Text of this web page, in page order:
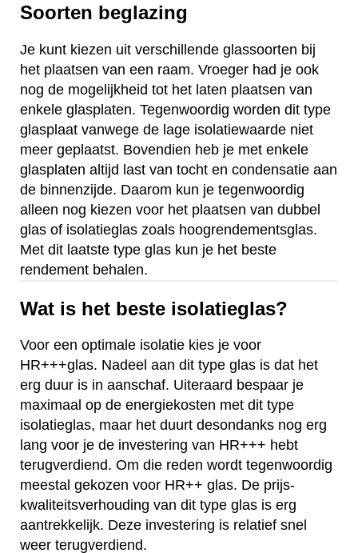
Soorten beglazing
Je kunt kiezen uit verschillende glassoorten bij
het plaatsen van een raam. Vroeger had je ook
nog de mogelijkheid tot het laten plaatsen van
enkele glasplaten. Tegenwoordig worden dit type
glasplaat vanwege de lage isolatiewaarde niet
meer geplaatst. Bovendien heb je met enkele
glasplaten altijd last van tocht en condensatie aan
de binnenzijde. Daarom kun je tegenwoordig
alleen nog kiezen voor het plaatsen van dubbel
glas of isolatieglas zoals hoogrendementsglas.
Met dit laatste type glas kun je het beste
rendement behalen.
Wat is het beste isolatieglas?
Voor een optimale isolatie kies je voor
HR+++glas. Nadeel aan dit type glas is dat het
erg duur is in aanschaf. Uiteraard bespaar je
maximaal op de energiekosten met dit type
isolatieglas, maar het duurt desondanks nog erg
lang voor je de investering van HR+++ hebt
terugverdiend. Om die reden wordt tegenwoordig
meestal gekozen voor HR++ glas. De prijs-
kwaliteitsverhouding van dit type glas is erg
aantrekkelijk. Deze investering is relatief snel
weer terugverdiend.